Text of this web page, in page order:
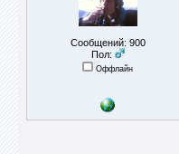
Сообщений: 900
Пол:
Оффлайн